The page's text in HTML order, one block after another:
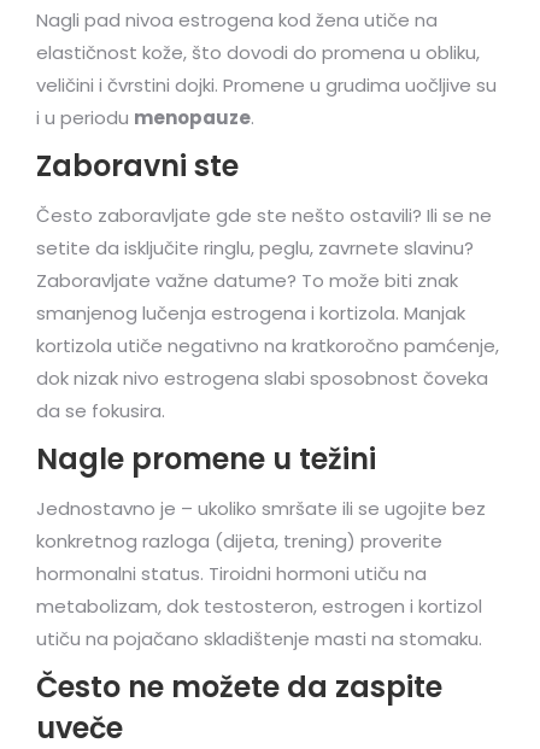
Nagli pad nivoa estrogena kod žena utiče na
elastičnost kože, što dovodi do promena u obliku,
veličini i čvrstini dojki. Promene u grudima uočljive su
i u periodu menopauze.
Zaboravni ste
Često zaboravljate gde ste nešto ostavili? Ili se ne
setite da isključite ringlu, peglu, zavrnete slavinu?
Zaboravljate važne datume? To može biti znak
smanjenog lučenja estrogena i kortizola. Manjak
kortizola utiče negativno na kratkoročno pamćenje,
dok nizak nivo estrogena slabi sposobnost čoveka
da se fokusira.
Nagle promene u težini
Jednostavno je – ukoliko smršate ili se ugojite bez
konkretnog razloga (dijeta, trening) proverite
hormonalni status. Tiroidni hormoni utiču na
metabolizam, dok testosteron, estrogen i kortizol
utiču na pojačano skladištenje masti na stomaku.
Često ne možete da zaspite
uveče